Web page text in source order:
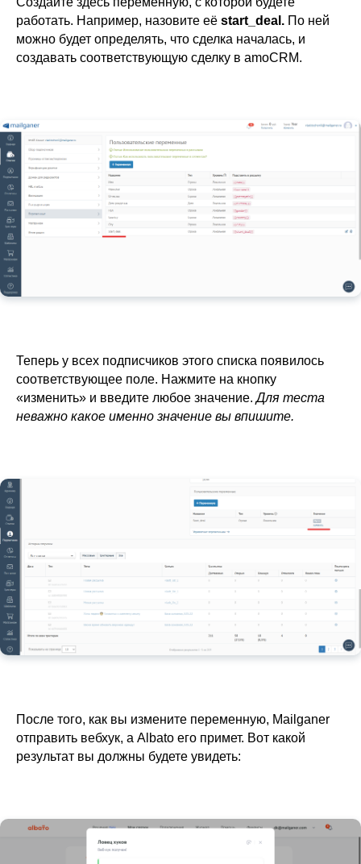
работать. Например, назовите её start_deal. По ней
можно будет определять, что сделка началась, и
создавать соответствующую сделку в amoCRM.
Теперь у всех подписчиков этого списка появилось
соответствующее поле. Нажмите на кнопку
«изменить» и введите любое значение.Для теста
неважно какое именно значение вы впишите.
После того, как вы измените переменную, Mailganer
отправить вебхук, а Albato его примет. Вот какой
результат вы должны будете увидеть: